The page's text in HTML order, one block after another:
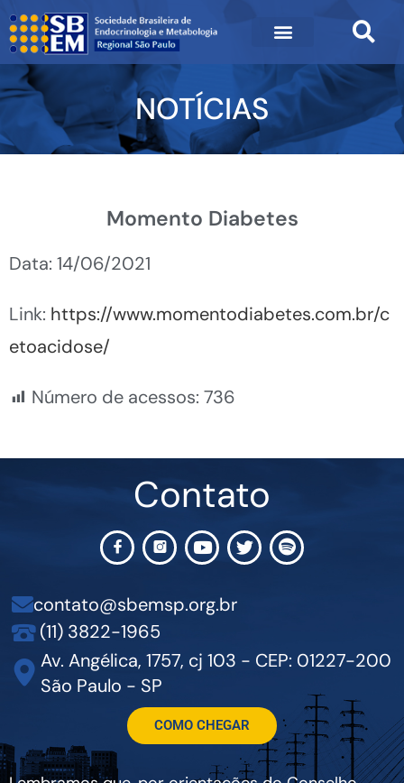
NOTÍCIAS
Momento Diabetes
Data: 14/06/2021
Link: https://www.momentodiabetes.com.br/c
etoacidose/
Número de acessos: 736
Contato
contato@sbemsp.org.br
(11) 3822-1965
Av. Angélica, 1757, cj 103 - CEP: 01227-200
São Paulo - SP
COMO CHEGAR